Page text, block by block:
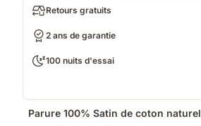
Retours gratuits
2 ans de garantie
100 nuits d'essai
Parure 100% Satin de coton naturel